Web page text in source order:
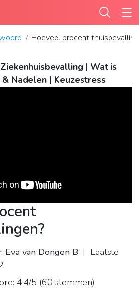
Hoeveel procent
| Wat is
Nadelen | Keuzestress
Eva van Dongen B | Laatste
4.4/5 (60 stemmen)